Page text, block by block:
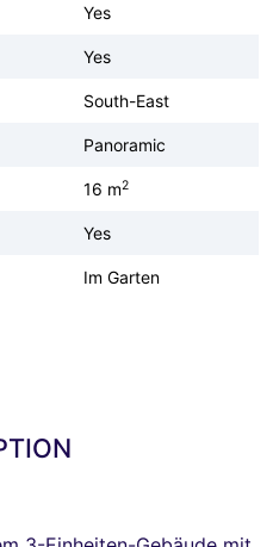
Yes
Yes
South-East
Panoramic
16 m2
Yes
Im Garten